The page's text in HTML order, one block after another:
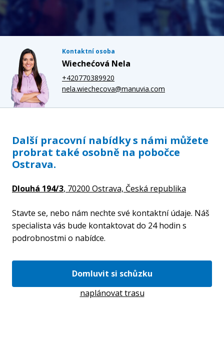
Kontaktní osoba
Wiechećová Nela
+420770389920
nela.wiechecova@manuvia.com
Další pracovní nabídky s námi můžete
probrat také osobně na pobočce
Ostrava.
Dlouhá 194/3, 70200 Ostrava, Česká republika
Stavte se, nebo nám nechte své kontaktní údaje. Náš
specialista vás bude kontaktovat do 24 hodin s
podrobnostmi o nabídce.
Domluvit si schůzku
naplánovat trasu